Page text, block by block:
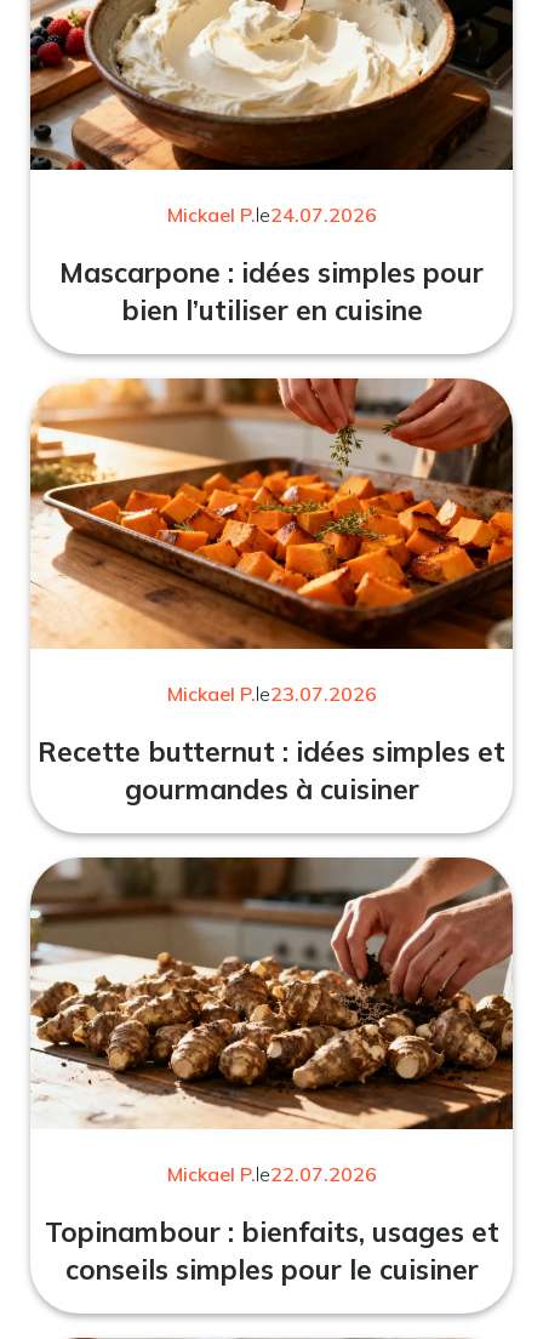
Mickael P.le24.07.2026
Mascarpone : idées simples pour
bien l’utiliser en cuisine
Mickael P.le23.07.2026
Recette butternut : idées simples et
gourmandes à cuisiner
Mickael P.le22.07.2026
Topinambour : bienfaits, usages et
conseils simples pour le cuisiner